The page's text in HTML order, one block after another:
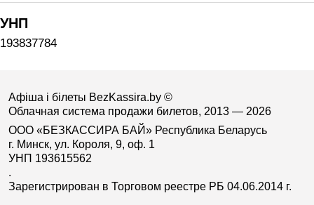
УНП
193837784
Афіша і білеты BezKassira.by ©
Облачная система продажи билетов, 2013 — 2026
ООО «БЕЗКАССИРА БАЙ» Республика Беларусь
г. Минск, ул. Короля, 9, оф. 1
УНП 193615562
.
Зарегистрирован в Торговом реестре РБ 04.06.2014 г.